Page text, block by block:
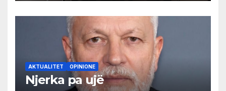
AKTUALITET OPINIONE
Njerka pa ujë